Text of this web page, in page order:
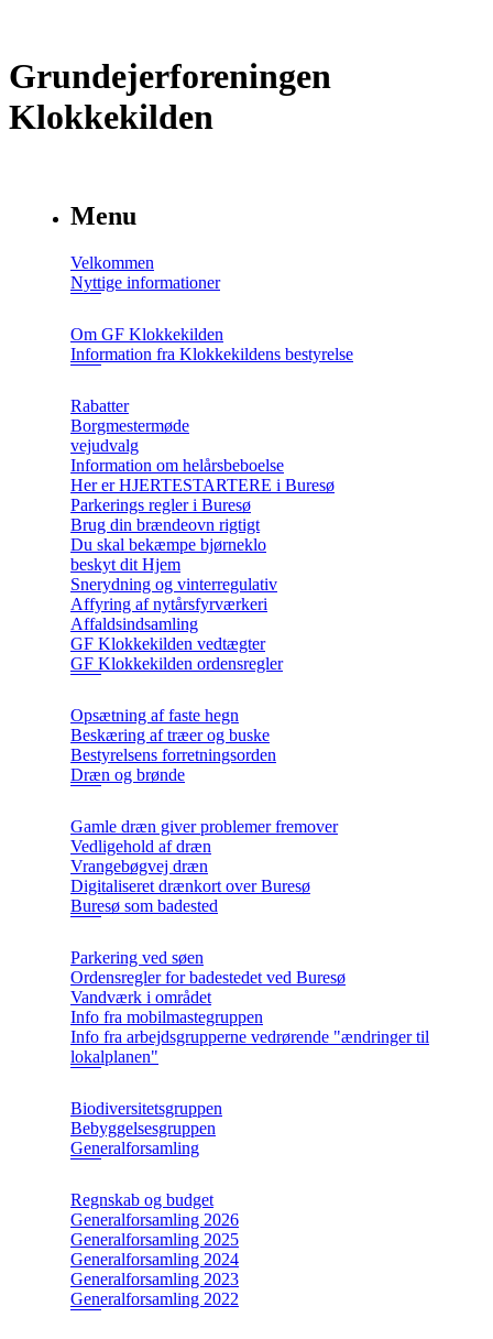
Grundejerforeningen
Klokkekilden
Menu
Velkommen
Nyttige informationer
Om GF Klokkekilden
Information fra Klokkekildens bestyrelse
Rabatter
Borgmestermøde
vejudvalg
Information om helårsbeboelse
Her er HJERTESTARTERE i Buresø
Parkerings regler i Buresø
Brug din brændeovn rigtigt
Du skal bekæmpe bjørneklo
beskyt dit Hjem
Snerydning og vinterregulativ
Affyring af nytårsfyrværkeri
Affaldsindsamling
GF Klokkekilden vedtægter
GF Klokkekilden ordensregler
Opsætning af faste hegn
Beskæring af træer og buske
Bestyrelsens forretningsorden
Dræn og brønde
Gamle dræn giver problemer fremover
Vedligehold af dræn
Vrangebøgvej dræn
Digitaliseret drænkort over Buresø
Buresø som badested
Parkering ved søen
Ordensregler for badestedet ved Buresø
Vandværk i området
Info fra mobilmastegruppen
Info fra arbejdsgrupperne vedrørende "ændringer til
lokalplanen"
Biodiversitetsgruppen
Bebyggelsesgruppen
Generalforsamling
Regnskab og budget
Generalforsamling 2026
Generalforsamling 2025
Generalforsamling 2024
Generalforsamling 2023
Generalforsamling 2022